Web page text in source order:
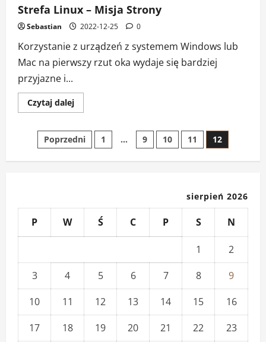
Strefa Linux – Misja Strony
Sebastian 2022-12-25 0
Korzystanie z urządzeń z systemem Windows lub
Mac na pierwszy rzut oka wydaje się bardziej
przyjazne i...
Czytaj dalejDowiedz
się
Strefa
Linux
–
Misja
Stronicowanie
wpisów
Poprzedni 1 … 9 10 11 12
sierpień 2026
P W Ś C P S N
1
2
3
4 5 6 7 8
9
10
11 12 13 14 15
16
17
18 19 20 21 22
23